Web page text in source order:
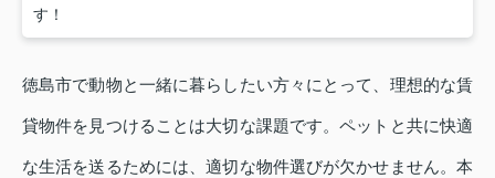
す！
徳島市で動物と一緒に暮らしたい方々にとって、理想的な賃
貸物件を見つけることは大切な課題です。ペットと共に快適
な生活を送るためには、適切な物件選びが欠かせません。本